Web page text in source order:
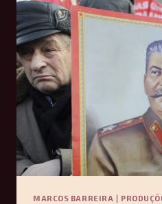
FILOSOFIA
–
ARANTES
MARCOS BARREIRA